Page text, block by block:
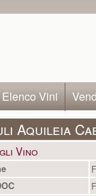
Elenco Vini
Aquileia
Vino